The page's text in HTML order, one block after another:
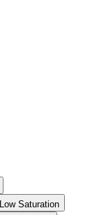
Low Saturation